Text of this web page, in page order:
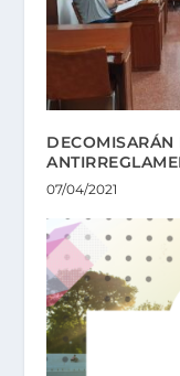
DECOMISARÁN
07/04/2021